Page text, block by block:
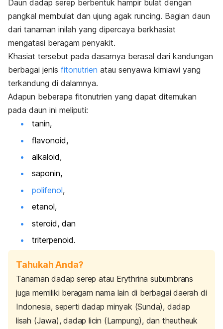
Daun dadap serep berbentuk hampir bulat dengan
pangkal membulat dan ujung agak runcing. Bagian daun
dari tanaman inilah yang dipercaya berkhasiat
mengatasi beragam penyakit.
Khasiat tersebut pada dasarnya berasal dari kandungan
berbagai jenis fitonutrien atau senyawa kimiawi yang
terkandung di dalamnya.
Adapun beberapa fitonutrien yang dapat ditemukan
pada daun ini meliputi:
tanin,
flavonoid,
alkaloid,
saponin,
polifenol,
etanol,
steroid, dan
triterpenoid.
Tahukah Anda?
Tanaman dadap serep atau Erythrina subumbrans
juga memiliki beragam nama lain di berbagai daerah di
Indonesia, seperti dadap minyak (Sunda), dadap
lisah (Jawa), dadap licin (Lampung), dan theutheuk